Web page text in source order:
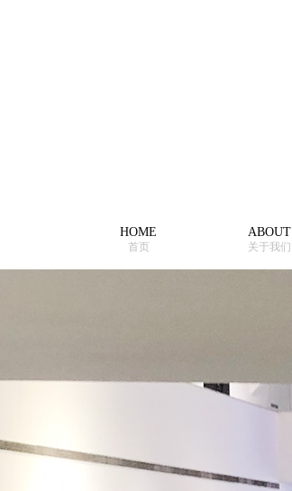
HOME
首页
ABOUT
关于我们